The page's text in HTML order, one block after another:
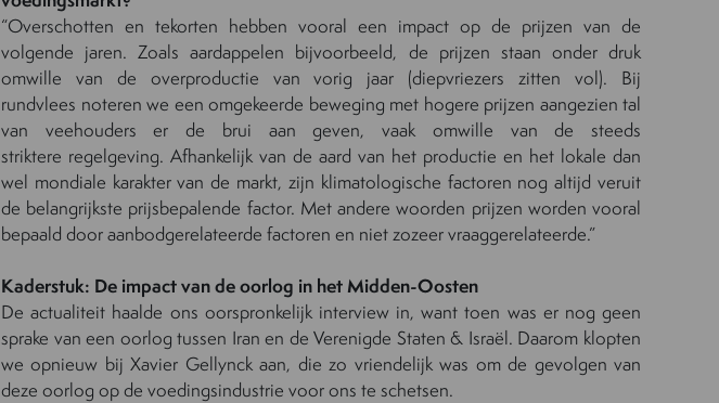
“Overschotten en tekorten hebben vooral een impact op de prijzen van de
volgende jaren. Zoals aardappelen bijvoorbeeld, de prijzen staan onder druk
omwille van de overproductie van vorig jaar (diepvriezers zitten vol).
Bij
rundvlees noteren we een omgekeerde beweging met hogere prijzen aangezien tal
van veehouders er de brui aan geven,
vaak omwille van de steeds
striktere regelgeving. Afhankelijk van de aard van het productie en het lokale dan
wel mondiale karakter van de markt, zijn klimatologische factoren nog altijd veruit
de belangrijkste prijsbepalende factor. Met andere woorden prijzen worden vooral
bepaald dooraanbodgerelateerde factoren en niet zozeervraaggerelateerde.”
Kaderstuk: De impact van de oorlog in het Midden-Oosten
De actualiteit haalde ons oorspronkelijk interview in, want toen was er nog geen
sprake van een oorlog tussen Iran en de Verenigde Staten & Israël. Daarom klopten
we opnieuw bij Xavier Gellynckaan, die zo vriendelijk was om de gevolgen van
deze oorlog op de voedingsindustrie voor ons te schetsen.